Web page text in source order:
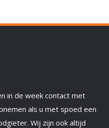
in de week contact met
als u met spoed een
Wij zijn ook altijd